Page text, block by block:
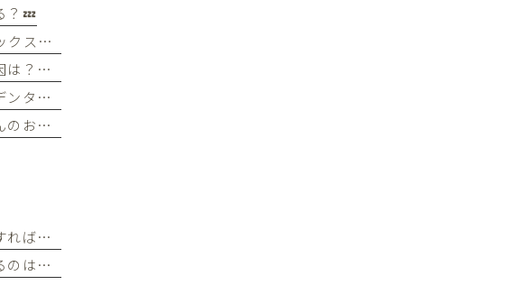
？💤
歯に黒い線が…それ、「ブラックステイン」かもしれません！
歯磨きで歯茎から血が出る原因は？痛みがなくても受診すべき判断基準
歯ブラシだけでは足りない？デンタルフロスを使うメリット
新学期前にチェック！お子さんのお口の健康、大丈夫？
歯ブラシはどのくらいで交換すればいい？
朝起きたときに顎が疲れているのは歯ぎしりが原因？